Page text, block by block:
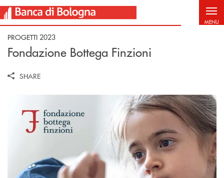
Salta al contenuto principale
MENU
PROGETTI 2023
Fondazione Bottega Finzioni
SHARE